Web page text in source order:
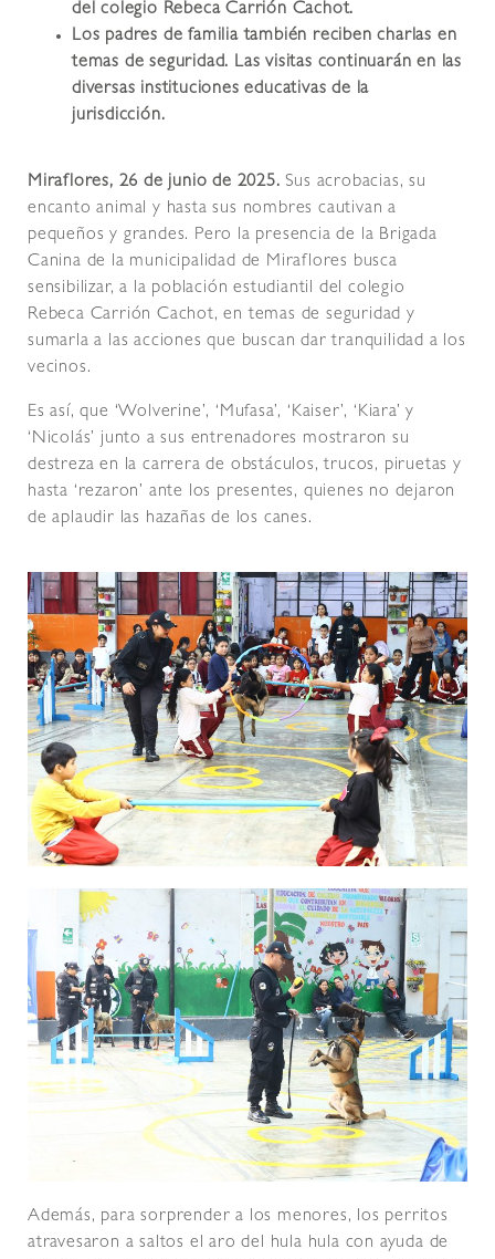
del colegio Rebeca Carrión Cachot.
Los padres de familia también reciben charlas en
temas de seguridad. Las visitas continuarán en las
diversas instituciones educativas de la
jurisdicción.
Miraflores, 26 de junio de 2025.Sus acrobacias, su
encanto animal y hasta sus nombres cautivan a
pequeños y grandes. Pero la presencia de la Brigada
Canina de la municipalidad de Miraflores busca
sensibilizar, a la población estudiantil del colegio
Rebeca Carrión Cachot, en temas de seguridad y
sumarla a las acciones que buscan dar tranquilidad a los
vecinos.
Es así, que ‘Wolverine’, ‘Mufasa’, ‘Kaiser’, ‘Kiara’ y
‘Nicolás’ junto a sus entrenadores mostraron su
destreza en la carrera de obstáculos, trucos, piruetas y
hasta ‘rezaron’ ante los presentes, quienes no dejaron
de aplaudir las hazañas de los canes.
Además, para sorprender a los menores, los perritos
atravesaron a saltos el aro del hula hula con ayuda de